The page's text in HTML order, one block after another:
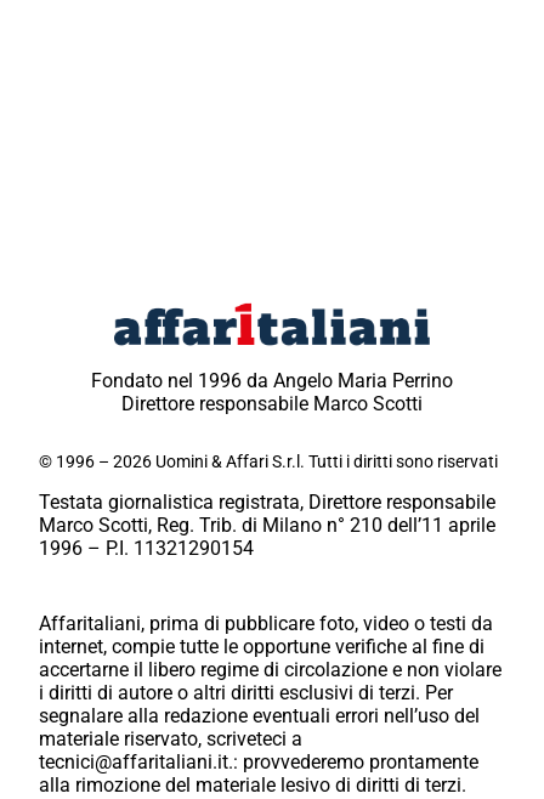
Fondato nel 1996 da Angelo Maria Perrino
Direttore responsabile Marco Scotti
© 1996 – 2026 Uomini & Affari S.r.l. Tutti i diritti sono riservati
Testata giornalistica registrata, Direttore responsabile
Marco Scotti, Reg. Trib. di Milano n° 210 dell’11 aprile
1996 – P.I. 11321290154
Affaritaliani, prima di pubblicare foto, video o testi da
internet, compie tutte le opportune verifiche al fine di
accertarne il libero regime di circolazione e non violare
i diritti di autore o altri diritti esclusivi di terzi. Per
segnalare alla redazione eventuali errori nell’uso del
materiale riservato, scriveteci a
tecnici@affaritaliani.it.: provvederemo prontamente
alla rimozione del materiale lesivo di diritti di terzi.